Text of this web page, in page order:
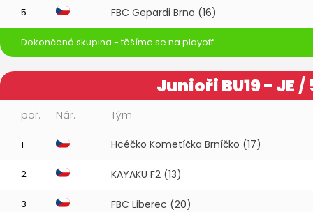
5 FBC Gepardi Brno (16)
Dokončená skupina - těšíme se na playoff
Junioři BU19 - JE /
poř. Nár. Tým
1 Hcéčko Kometíčka Brníčko (17)
2 KAYAKU F2 (13)
3 FBC Liberec (20)